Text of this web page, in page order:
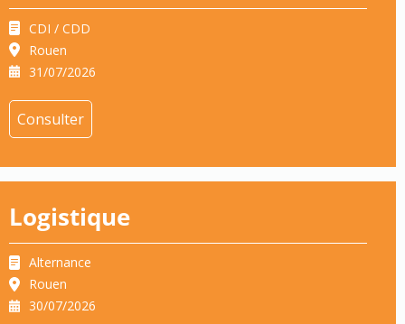
CDI / CDD
Rouen
31/07/2026
Consulter
Logistique
Alternance
Rouen
30/07/2026